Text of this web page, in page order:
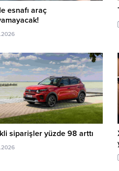
esnafı araç
siparişler yüzde 98 arttı